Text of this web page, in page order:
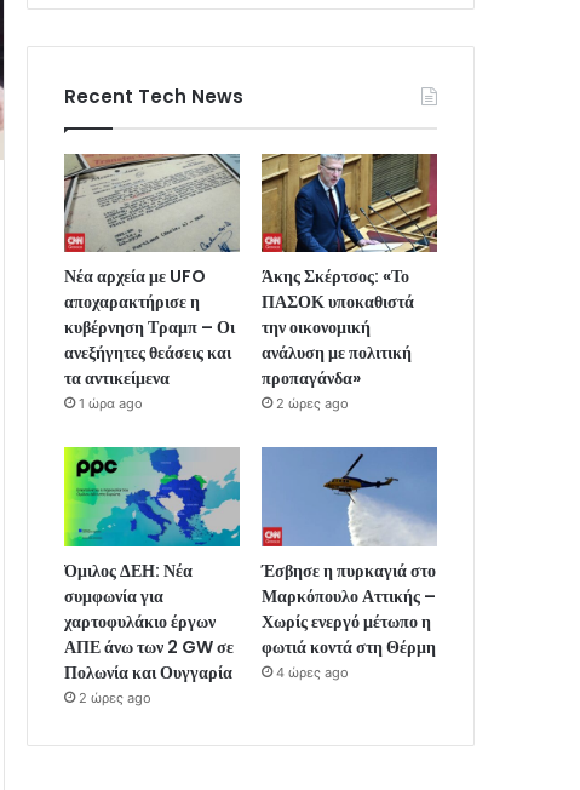
Recent Tech News
Νέα αρχεία με UFO
αποχαρακτήρισε η
κυβέρνηση Τραμπ – Οι
ανεξήγητες θεάσεις και
τα αντικείμενα
1 ώρα ago
Άκης Σκέρτσος: «Το
ΠΑΣΟΚ υποκαθιστά
την οικονομική
ανάλυση με πολιτική
προπαγάνδα»
2 ώρες ago
Όμιλος ΔΕΗ: Νέα
συμφωνία για
χαρτοφυλάκιο έργων
ΑΠΕ άνω των 2 GW σε
Πολωνία και Ουγγαρία
2 ώρες ago
Έσβησε η πυρκαγιά στο
Μαρκόπουλο Αττικής –
Χωρίς ενεργό μέτωπο η
φωτιά κοντά στη Θέρμη
4 ώρες ago